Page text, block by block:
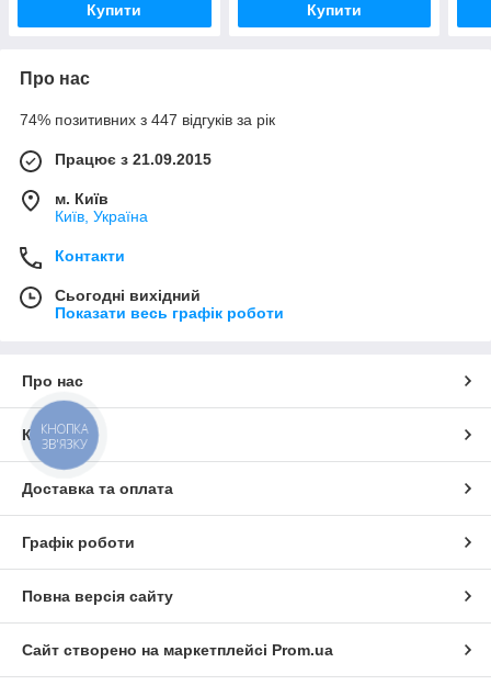
Купити Купити
Про нас
74% позитивних з 447 відгуків за рік
Працює з 21.09.2015
м. Київ
Київ, Україна
Контакти
Сьогодні вихідний
Показати весь графік роботи
Про нас
Контакти
Доставка та оплата
Графік роботи
Повна версія сайту
Сайт створено на маркетплейсі Prom.ua
КНОПКА
ЗВ'ЯЗКУ